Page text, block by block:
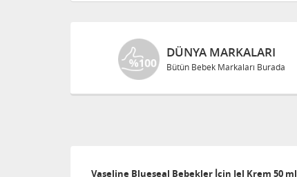
DÜNYA MARKALARI
Bütün Bebek Markaları Burada
Vaseline Blueseal Bebekler İçin Jel Krem 50 ml